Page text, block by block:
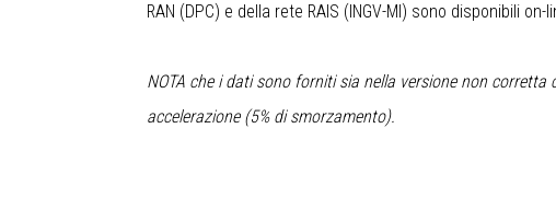
RAN (DPC) e della rete RAIS (INGV-MI) sono disponibili on-
NOTA che i dati sono forniti sia nella versione non
accelerazione (5% di smorzamento).